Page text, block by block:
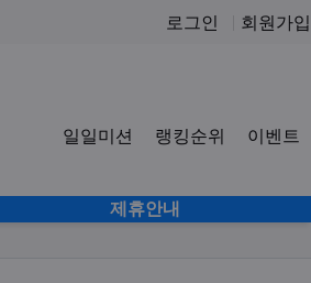
로그인 회원가입
일일미션 랭킹순위 이벤트
제휴안내